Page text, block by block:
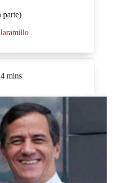
parte)
4 mins